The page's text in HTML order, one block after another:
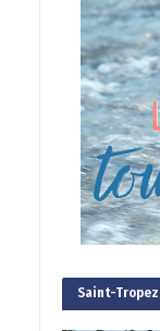
Saint-Tropez